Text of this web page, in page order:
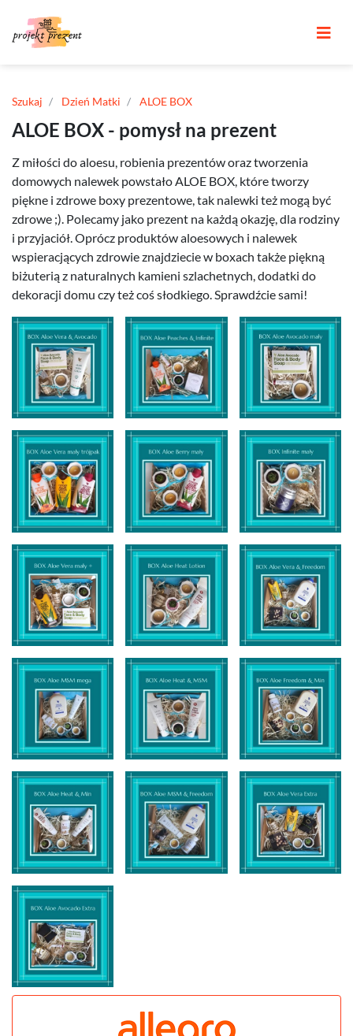
Szukaj Dzień Matki ALOE BOX
ALOE BOX - pomysł na prezent
Z miłości do aloesu, robienia prezentów oraz tworzenia
domowych nalewek powstało ALOE BOX, które tworzy
piękne i zdrowe boxy prezentowe, tak nalewki też mogą być
zdrowe ;). Polecamy jako prezent na każdą okazję, dla rodziny
i przyjaciół. Oprócz produktów aloesowych i nalewek
wspieracjących zdrowie znajdziecie w boxach także piękną
biżuterią z naturalnych kamieni szlachetnych, dodatki do
dekoracji domu czy też coś słodkiego. Sprawdźcie sami!